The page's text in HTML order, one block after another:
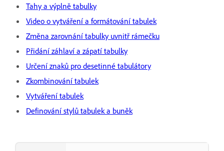
Tahy a výplně tabulky
Video o vytváření a formátování tabulek
Změna zarovnání tabulky uvnitř rámečku
Přidání záhlaví a zápatí tabulky
Určení znaků pro desetinné tabulátory
Zkombinování tabulek
Vytváření tabulek
Definování stylů tabulek a buněk